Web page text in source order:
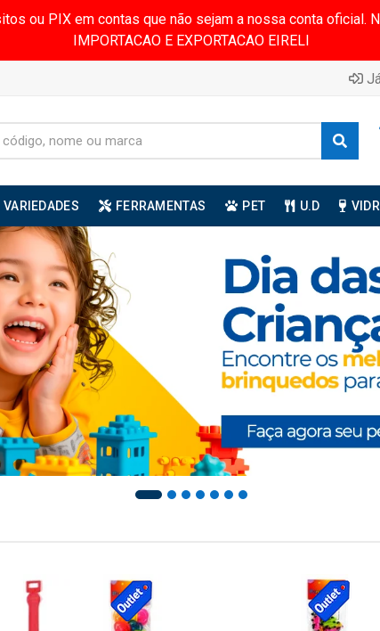
ou PIX em contas que não sejam a nossa conta oficial.
IMPORTACAO E EXPORTACAO EIRELI
VARIEDADES FERRAMENTAS PET U.D